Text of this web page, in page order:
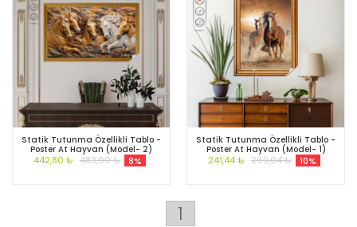
Statik Tutunma Özellikli Tablo -
Poster At Hayvan (Model- 2)
442,80 ₺ 483,00 ₺ 8%
Statik Tutunma Özellikli Tablo -
Poster At Hayvan (Model- 1)
241,44 ₺ 269,04 ₺ 10%
1